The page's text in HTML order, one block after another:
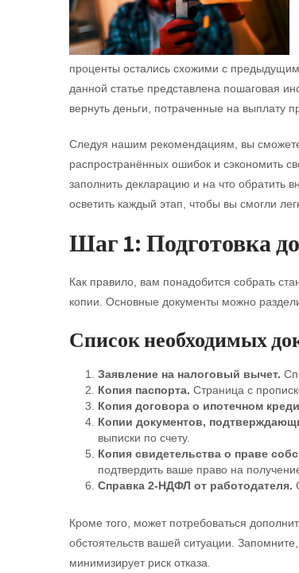
проценты остались схожими с
данной статье представлена пошаговая
вернуть деньги, потраченные на выплату
Следуя нашим рекомендациям, вы
распространённых ошибок и сэкономить
заполнить декларацию и на что
осветить каждый этап, чтобы вы смогли
Шаг 1: Подготовка
Как правило, вам понадобится собрать
копии. Основные документы можно
Список необходимых
Заявление на налоговый вычет.
Копия паспорта. Страница с
Копия договора о ипотечном
Копии документов,
выписки по счету.
Копия свидетельства о праве
подтвердить ваше право на
Справка 2-НДФЛ от работодателя.
Кроме того, может потребоваться
обстоятельств вашей ситуации.
минимизирует риск отказа.